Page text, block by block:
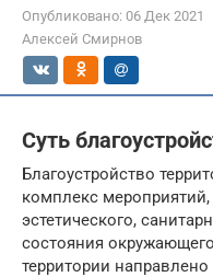
Опубликовано: 06 Дек 2021
Алексей Смирнов
Суть
Благоустройство
комплекс
эстетического,
состояния
территории